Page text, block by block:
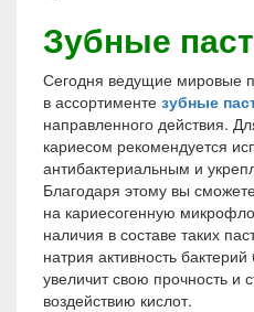
Зубные
Сегодня ведущие мировые
в ассортименте зубные
направленного действия.
кариесом рекомендуется
антибактериальным и
Благодаря этому вы
на кариесогенную
наличия в составе таких
натрия активность
увеличит свою прочность и
воздействию кислот.